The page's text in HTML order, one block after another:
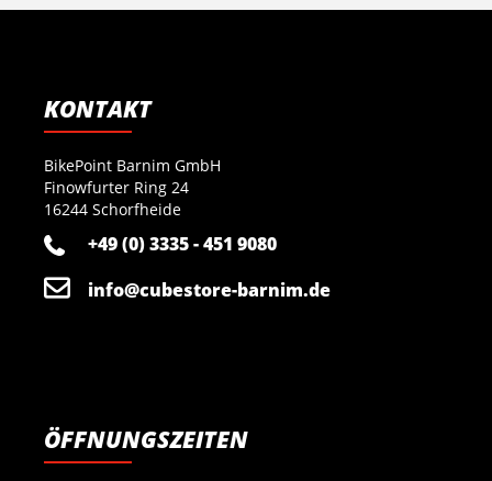
KONTAKT
BikePoint Barnim GmbH
Finowfurter Ring 24
16244 Schorfheide
+49 (0) 3335 - 451 9080
info@cubestore-barnim.de
ÖFFNUNGSZEITEN